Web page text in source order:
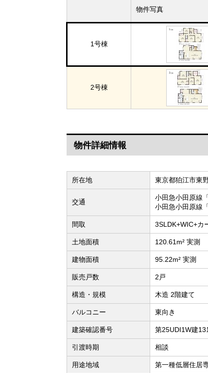
物件写真
1号棟
2号棟
物件詳細情報
所在地 東京都狛江市東
交通
小田急小田原線
小田急小田原線
間取 3SLDK+WIC+カ
土地面積 120.61m² 実測
建物面積 95.22m² 実測
販売戸数 2戸
構造・規模 木造 2階建て
バルコニー 東向き
建築確認番号 第25UDI1W建
引渡時期 相談
用途地域 第一種低層住居